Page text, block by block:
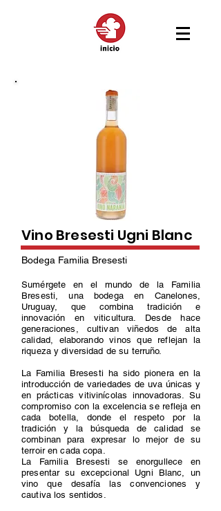
Vino Bresesti Ugni Blanc
Bodega Familia Bresesti
Sumérgete en el mundo de la Familia
Bresesti, una bodega en Canelones,
Uruguay, que combina tradición e
innovación en viticultura. Desde hace
generaciones, cultivan viñedos de alta
calidad, elaborando vinos que reflejan la
riqueza y diversidad de su terruño.
La Familia Bresesti ha sido pionera en la
introducción de variedades de uva únicas y
en prácticas vitivinícolas innovadoras. Su
compromiso con la excelencia se refleja en
cada botella, donde el respeto por la
tradición y la búsqueda de calidad se
combinan para expresar lo mejor de su
terroir en cada copa.
La Familia Bresesti se enorgullece en
presentar su excepcional Ugni Blanc, un
vino que desafía las convenciones y
cautiva los sentidos.